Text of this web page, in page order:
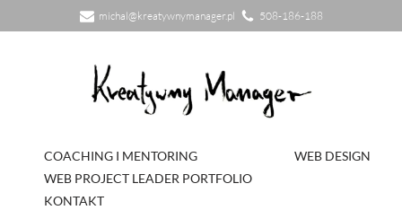
michal@kreatywnymanager.pl 508-186-188
COACHING I MENTORING
WEB DESIGN
WEB PROJECT LEADER PORTFOLIO
KONTAKT